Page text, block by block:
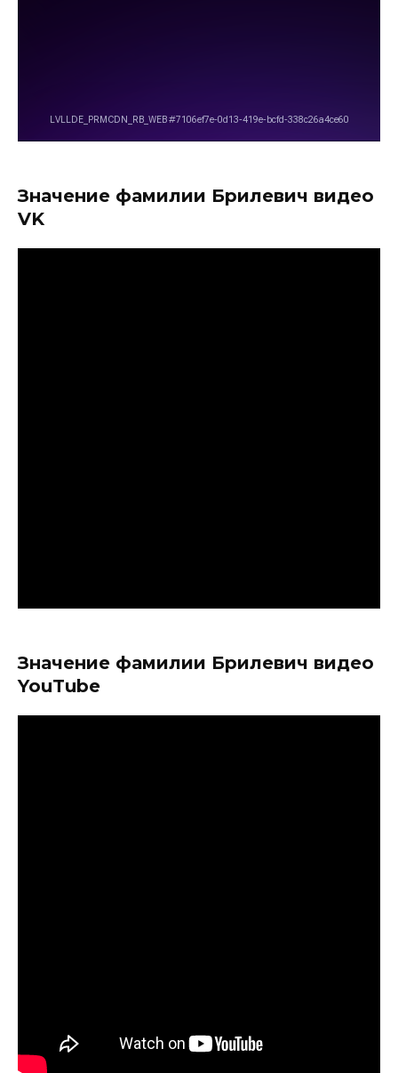
Значение фамилии Брилевич видео
VK
Значение фамилии Брилевич видео
YouTube